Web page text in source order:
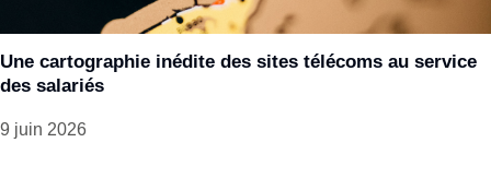
Une cartographie inédite des sites télécoms au service
des salariés
9 juin 2026